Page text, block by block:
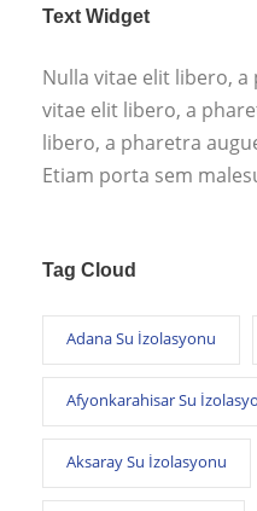
Text Widget
Nulla vitae elit libero,
vitae elit libero, a
libero, a pharetra
Etiam porta sem
Tag Cloud
Adana Su İzolasyonu
Afyonkarahisar Su
Aksaray Su İzolasyonu